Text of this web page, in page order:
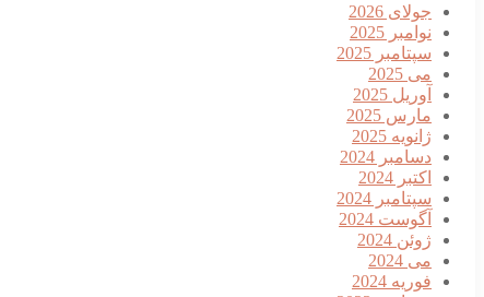
جولای 2026
نوامبر 2025
سپتامبر 2025
می 2025
آوریل 2025
مارس 2025
ژانویه 2025
دسامبر 2024
اکتبر 2024
سپتامبر 2024
آگوست 2024
ژوئن 2024
می 2024
فوریه 2024